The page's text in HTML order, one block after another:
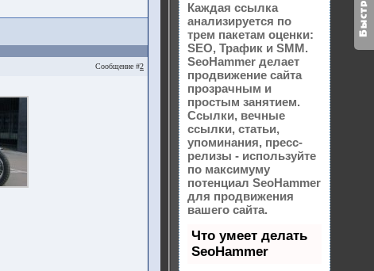
Сообщение #2
Каждая ссылка
анализируется по
трем пакетам оценки:
SEO, Трафик и SMM.
SeoHammer делает
продвижение сайта
прозрачным и
простым занятием.
Ссылки, вечные
ссылки, статьи,
упоминания, пресс-
релизы - используйте
по максимуму
потенциал SeoHammer
для продвижения
вашего сайта.
Что умеет делать
SeoHammer